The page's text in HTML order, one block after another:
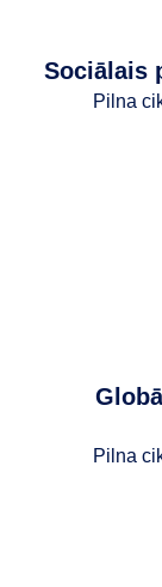
Sociālais
Pilna
Pilna